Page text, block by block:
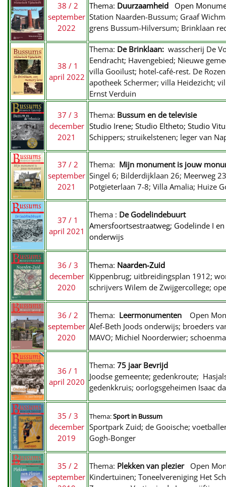
38 / 2
september
2022
Thema: Duurzaamheid Open
Station Naarden-Bussum; Graaf
grens Bussum-Hilversum; Brinklaan
38 / 1
april 2022
Thema: De Brinklaan: wasscherij De
Eendracht; Havengebied; Nieuwe
villa Gooilust; hotel-café-rest. De
apotheek Schermer; villa Heidezicht;
Ernst Verduin
37 / 3
december
2021
Thema: Bussum en de televisie
Studio Irene; Studio Eltheto; Studio
Schippers; struikelstenen; leger van
37 / 2
september
2021
Thema: Mijn monument is jouw
Singel 6; Bilderdijklaan 26; Meerweg
Potgieterlaan 7-8; Villa Amalia; Huize
37 / 1
april 2021
Thema : De Godelindebuurt
Amersfoortsestraatweg; Godelinde I
onderwijs
36 / 3
december
2020
Thema: Naarden-Zuid
Kippenbrug; uitbreidingsplan 1912;
schrijvers Wilem de Zwijgercollege;
36 / 2
september
2020
Thema: Leermonumenten Open
Alef-Beth Joods onderwijs; broeders
MAVO; Michiel Noorderwier;
36 / 1
april 2020
Thema: 75 jaar Bevrijd
Joodse gemeente; gedenkroute;
gedenkkruis; oorlogsgeheimen Isaac
35 / 3
december
2019
Thema:Sport in Bussum
Sportpark Zuid; de Gooische;
Gogh-Bonger
35 / 2
september
Thema: Plekken van plezier Open
Kindertuinen; Toneelvereniging Het